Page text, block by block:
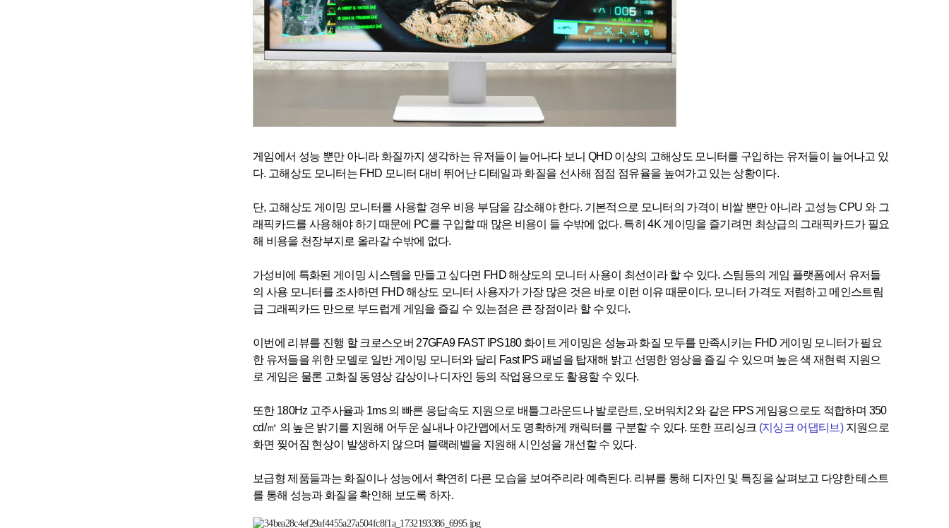
게임에서 성능 뿐만 아니라 화질까지 생각하는 유저들이 늘어나다 보니 QHD 이상의 고해상도 모니터를 구입하는 유저들이 늘어나고 있
다. 고해상도 모니터는 FHD 모니터 대비 뛰어난 디테일과 화질을 선사해 점점 점유율을 높여가고 있는 상황이다.
단, 고해상도 게이밍 모니터를 사용할 경우 비용 부담을 감소해야 한다. 기본적으로 모니터의 가격이 비쌀 뿐만 아니라 고성능 CPU 와 그
래픽카드를 사용해야 하기 때문에 PC를 구입할 때 많은 비용이 들 수밖에 없다. 특히 4K 게이밍을 즐기려면 최상급의 그래픽카드가 필요
해 비용을 천장부지로 올라갈 수밖에 없다.
가성비에 특화된 게이밍 시스템을 만들고 싶다면 FHD 해상도의 모니터 사용이 최선이라 할 수 있다. 스팀등의 게임 플랫폼에서 유저들
의 사용 모니터를 조사하면 FHD 해상도 모니터 사용자가 가장 많은 것은 바로 이런 이유 때문이다. 모니터 가격도 저렴하고 메인스트림
급 그래픽카드 만으로 부드럽게 게임을 즐길 수 있는점은 큰 장점이라 할 수 있다.
이번에 리뷰를 진행 할 크로스오버 27GFA9 FAST IPS180 화이트 게이밍은 성능과 화질 모두를 만족시키는 FHD 게이밍 모니터가 필요
한 유저들을 위한 모델로 일반 게이밍 모니터와 달리 Fast IPS 패널을 탑재해 밝고 선명한 영상을 즐길 수 있으며 높은 색 재현력 지원으
로 게임은 물론 고화질 동영상 감상이나 디자인 등의 작업용으로도 활용할 수 있다.
또한 180Hz 고주사율과 1ms 의 빠른 응답속도 지원으로 배틀그라운드나 발로란트, 오버워치2 와 같은 FPS 게임용으로도 적합하며 350
cd/㎡ 의 높은 밝기를 지원해 어두운 실내나 야간맵에서도 명확하게 캐릭터를 구분할 수 있다. 또한 프리싱크 (지싱크 어댑티브) 지원으로
화면 찢어짐 현상이 발생하지 않으며 블랙레벨을 지원해 시인성을 개선할 수 있다.
보급형 제품들과는 화질이나 성능에서 확연히 다른 모습을 보여주리라 예측된다. 리뷰를 통해 디자인 및 특징을 살펴보고 다양한 테스트
를 통해 성능과 화질을 확인해 보도록 하자.